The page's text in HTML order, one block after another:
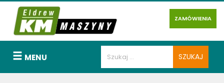
ZAMÓWIENIA
MENU